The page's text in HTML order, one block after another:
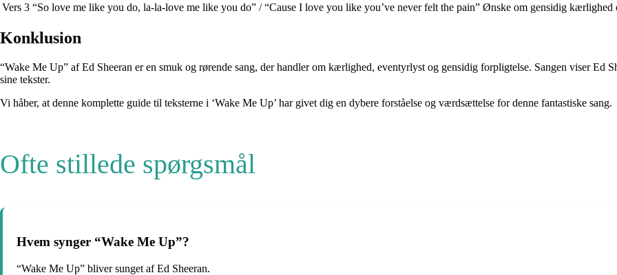
Vers 3 “So love me like you do, la-la-love me like you do” / “Cause I love you like you’ve never felt the pain” Ønske om gensidig kærlighed
Konklusion
“Wake Me Up” af Ed Sheeran er en smuk og rørende sang, der handler om kærlighed, eventyrlyst og gensidig forpligtelse. Sangen viser Ed
sine tekster.
Vi håber, at denne komplette guide til teksterne i ‘Wake Me Up’ har givet dig en dybere forståelse og værdsættelse for denne fantastiske sang.
Ofte stillede spørgsmål
Hvem synger “Wake Me Up”?
“Wake Me Up” bliver sunget af Ed Sheeran.